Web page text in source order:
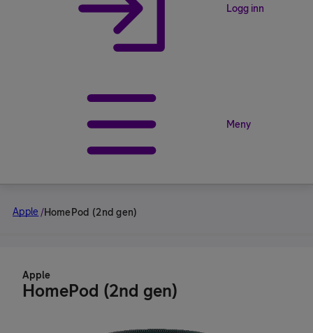
Logg inn
Meny
Apple /HomePod (2nd gen)
Apple
HomePod (2nd gen)